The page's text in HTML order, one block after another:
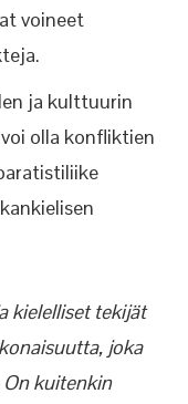
voineet
ja kulttuurin
olla konfliktien
kielelliset tekijät
joka
kuitenkin